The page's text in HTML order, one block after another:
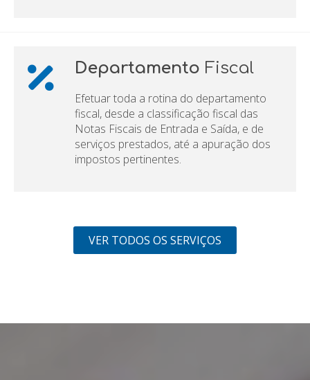
Departamento Fiscal
Efetuar toda a rotina do departamento
fiscal, desde a classificação fiscal das
Notas Fiscais de Entrada e Saída, e de
serviços prestados, até a apuração dos
impostos pertinentes.
VER TODOS OS SERVIÇOS